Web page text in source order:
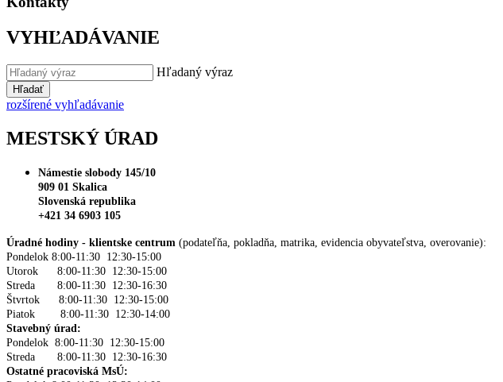
VYHĽADÁVANIE
Hľadaný výraz
Hľadať
rozšírené vyhľadávanie
MESTSKÝ ÚRAD
Námestie slobody 145/10
909 01 Skalica
Slovenská republika
+421 34 6903 105
Úradné hodiny - klientske centrum (podateľňa, pokladňa, matrika, evidencia obyvateľstva, overovanie):
Pondelok 8:00-11:30 12:30-15:00
Utorok 8:00-11:30 12:30-15:00
Streda 8:00-11:30 12:30-16:30
Štvrtok 8:00-11:30 12:30-15:00
Piatok 8:00-11:30 12:30-14:00
Stavebný úrad:
Pondelok 8:00-11:30 12:30-15:00
Streda 8:00-11:30 12:30-16:30
Ostatné pracoviská MsÚ: